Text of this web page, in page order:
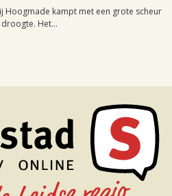
Hoogmade kampt met een grote scheur
Het...